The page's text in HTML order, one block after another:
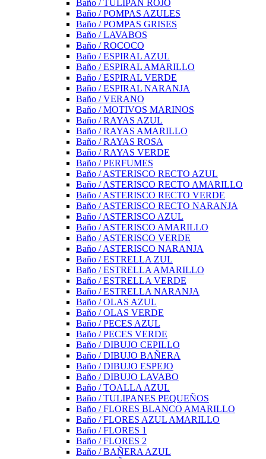
Baño / TULIPAN ROJO
Baño / POMPAS AZULES
Baño / POMPAS GRISES
Baño / LAVABOS
Baño / ROCOCO
Baño / ESPIRAL AZUL
Baño / ESPIRAL AMARILLO
Baño / ESPIRAL VERDE
Baño / ESPIRAL NARANJA
Baño / VERANO
Baño / MOTIVOS MARINOS
Baño / RAYAS AZUL
Baño / RAYAS AMARILLO
Baño / RAYAS ROSA
Baño / RAYAS VERDE
Baño / PERFUMES
Baño / ASTERISCO RECTO AZUL
Baño / ASTERISCO RECTO AMARILLO
Baño / ASTERISCO RECTO VERDE
Baño / ASTERISCO RECTO NARANJA
Baño / ASTERISCO AZUL
Baño / ASTERISCO AMARILLO
Baño / ASTERISCO VERDE
Baño / ASTERISCO NARANJA
Baño / ESTRELLA ZUL
Baño / ESTRELLA AMARILLO
Baño / ESTRELLA VERDE
Baño / ESTRELLA NARANJA
Baño / OLAS AZUL
Baño / OLAS VERDE
Baño / PECES AZUL
Baño / PECES VERDE
Baño / DIBUJO CEPILLO
Baño / DIBUJO BAÑERA
Baño / DIBUJO ESPEJO
Baño / DIBUJO LAVABO
Baño / TOALLA AZUL
Baño / TULIPANES PEQUEÑOS
Baño / FLORES BLANCO AMARILLO
Baño / FLORES AZUL AMARILLO
Baño / FLORES 1
Baño / FLORES 2
Baño / BAÑERA AZUL